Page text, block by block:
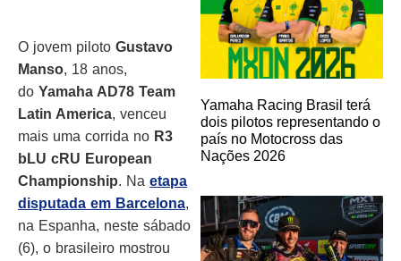
O jovem piloto Gustavo
Manso, 18 anos,
do Yamaha AD78 Team
Latin America, venceu
mais uma corrida no R3
bLU cRU European
Championship. Na etapa
disputada em Barcelona,
na Espanha, neste sábado
(6), o brasileiro mostrou
Yamaha Racing Brasil terá
dois pilotos representando o
país no Motocross das
Nações 2026